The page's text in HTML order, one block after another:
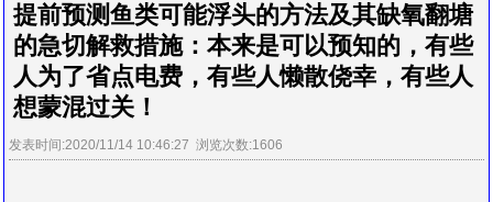
提前预测鱼类可能浮头的方法及其缺氧翻塘
的急切解救措施：本来是可以预知的，有些
人为了省点电费，有些人懒散侥幸，有些人
想蒙混过关！
发表时间:2020/11/14 10:46:27 浏览次数:1606